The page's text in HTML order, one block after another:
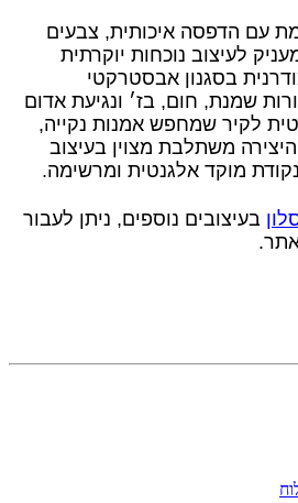
עם הדפסה איכותית, צבעים
לעיצוב נוכחות יוקרתית
בסגנון אבסטרקטי
שמנת, חום, בז׳ ונגיעת אדום
לקיר שמחפש אמנות נקייה,
משתלבת מצוין בעיצוב
מוקד אלגנטית ומרשימה.
בעיצובים נוספים, ניתן לעבור